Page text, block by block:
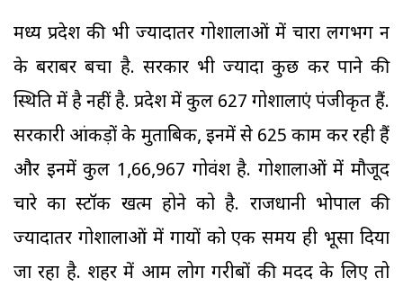
मध्य प्रदेश की भी ज्यादातर गोशालाओं में चारा लगभग न
के बराबर बचा है. सरकार भी ज्यादा कुछ कर पाने की
स्थिति में है नहीं है. प्रदेश में कुल 627 गोशालाएं पंजीकृत हैं.
सरकारी आंकड़ों के मुताबिक, इनमें से 625 काम कर रही हैं
और इनमें कुल 1,66,967 गोवंश है. गोशालाओं में मौजूद
चारे का स्टॉक खत्म होने को है. राजधानी भोपाल की
ज्यादातर गोशालाओं में गायों को एक समय ही भूसा दिया
जा रहा है. शहर में आम लोग गरीबों की मदद के लिए तो